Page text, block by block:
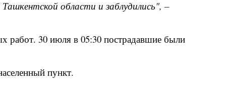
области и заблудились", –
работ. 30 июля в 05:30 пострадавшие были
пункт.